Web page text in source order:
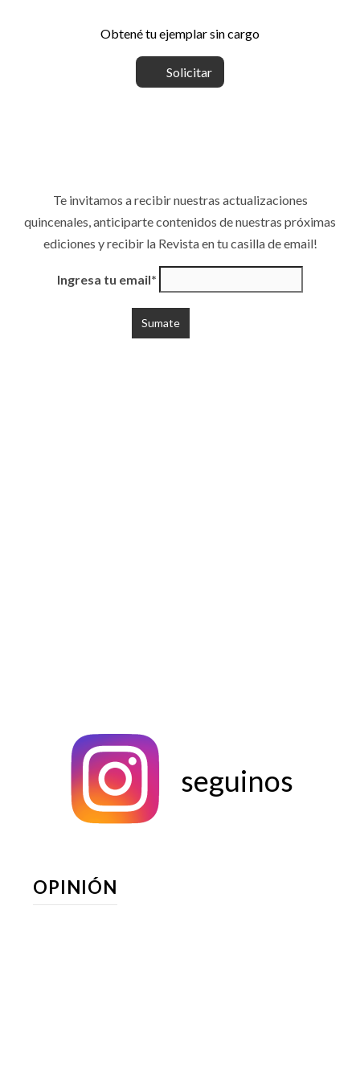
Obtené tu ejemplar sin cargo
Solicitar
Te invitamos a recibir nuestras actualizaciones
quincenales, anticiparte contenidos de nuestras próximas
ediciones y recibir la Revista en tu casilla de email!
Ingresa tu email*
seguinos
OPINIÓN